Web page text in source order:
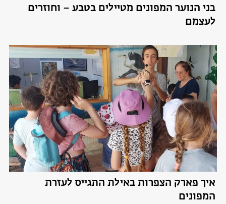
בני הנוער המפונים מטיילים בטבע – וחוזרים
לעצמם
איך פארק הצפרות באילת התגייס לעזרת
המפונים